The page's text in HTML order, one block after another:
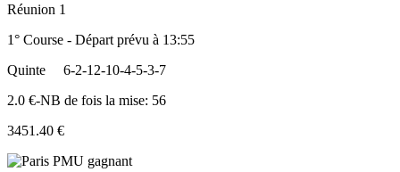
Réunion 1
1° Course - Départ prévu à 13:55
Quinte
6-2-12-10-4-5-3-7
2.0 €-NB de fois la mise: 56
3451.40 €